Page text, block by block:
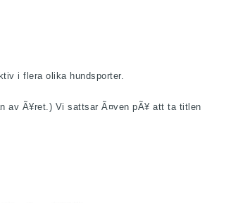
i flera olika hundsporter.
av Ã¥ret.) Vi sattsar Ã¤ven pÃ¥ att ta titlen